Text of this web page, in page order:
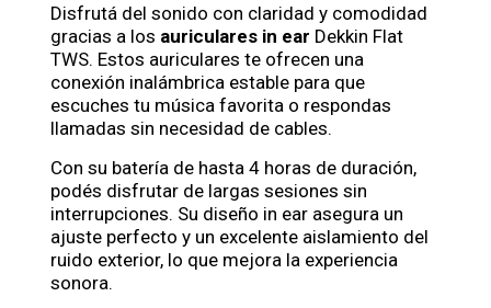
Disfrutá del sonido con claridad y comodidad
gracias a los auriculares in ear Dekkin Flat
TWS. Estos auriculares te ofrecen una
conexión inalámbrica estable para que
escuches tu música favorita o respondas
llamadas sin necesidad de cables.
Con su batería de hasta 4 horas de duración,
podés disfrutar de largas sesiones sin
interrupciones. Su diseño in ear asegura un
ajuste perfecto y un excelente aislamiento del
ruido exterior, lo que mejora la experiencia
sonora.